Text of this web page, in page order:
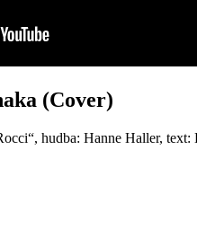
(Cover)
hudba: Hanne Haller,